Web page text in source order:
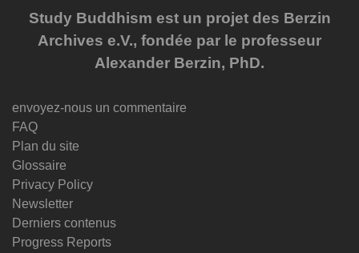
Study Buddhism est un projet des Berzin
Archives e.V., fondée par le professeur
Alexander Berzin, PhD.
envoyez-nous un commentaire
FAQ
Plan du site
Glossaire
Privacy Policy
Newsletter
Derniers contenus
Progress Reports